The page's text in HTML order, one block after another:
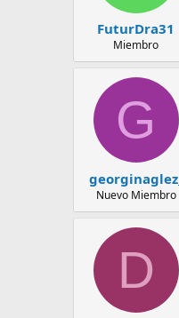
FuturDra31
Miembro
G
georginaglez_
Nuevo Miembro
D